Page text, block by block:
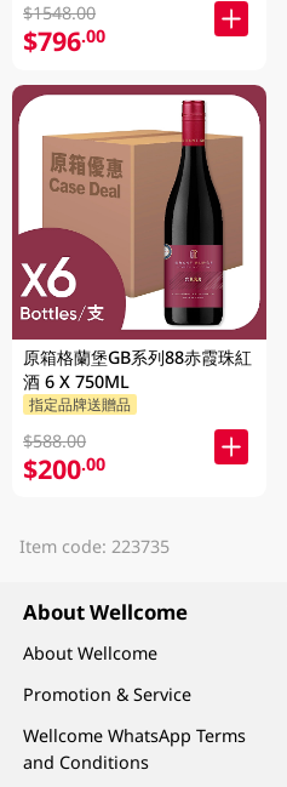
$1548.00
$796.00
原箱格蘭堡GB系列88赤霞珠紅
酒 6 X 750ML
指定品牌送贈品
$588.00
$200.00
Item code: 223735
About Wellcome
About Wellcome
Promotion & Service
Wellcome WhatsApp Terms
and Conditions